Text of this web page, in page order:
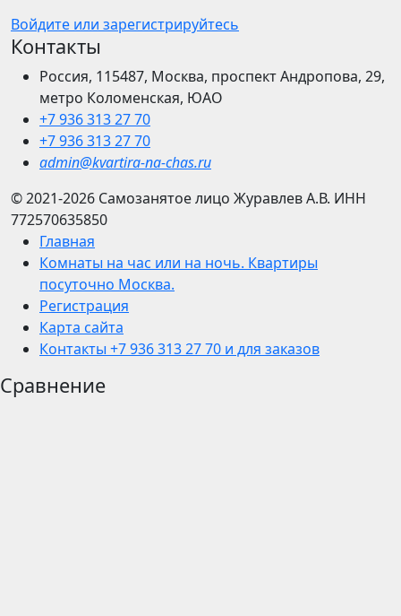
Войдите или зарегистрируйтесь
Контакты
Россия, 115487, Москва, проспект Андропова, 29,
метро Коломенская, ЮАО
+7 936 313 27 70
+7 936 313 27 70
admin@kvartira-na-chas.ru
© 2021-2026 Самозанятое лицо Журавлев А.В. ИНН
772570635850
Главная
Комнаты на час или на ночь. Квартиры
посуточно Москва.
Регистрация
Карта сайта
Контакты +7 936 313 27 70 и для заказов
Сравнение